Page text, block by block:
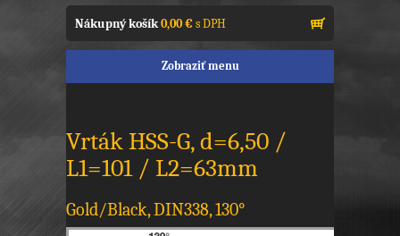
Nákupný košík0,00 €s DPH
Zobraziť menu
Vrták HSS-G, d=6,50 /
L1=101 / L2=63mm
Gold/Black, DIN338, 130°